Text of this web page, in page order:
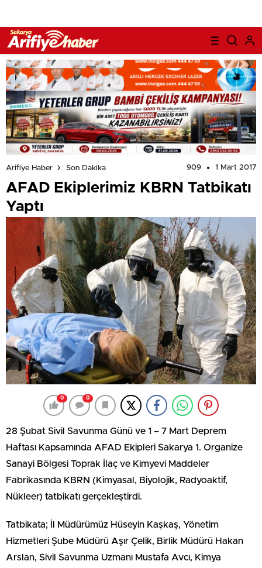
Arifiye Haber Son Dakika 909 1 Mart 2017
AFAD Ekiplerimiz KBRN Tatbikatı
Yaptı
0 0
28 Şubat Sivil Savunma Günü ve 1 – 7 Mart Deprem
Haftası Kapsamında AFAD Ekipleri Sakarya 1. Organize
Sanayi Bölgesi Toprak İlaç ve Kimyevi Maddeler
Fabrikasında KBRN (Kimyasal, Biyolojik, Radyoaktif,
Nükleer) tatbikatı gerçekleştirdi.
Tatbikata; İl Müdürümüz Hüseyin Kaşkaş, Yönetim
Hizmetleri Şube Müdürü Aşır Çelik, Birlik Müdürü Hakan
Arslan, Sivil Savunma Uzmanı Mustafa Avcı, Kimya